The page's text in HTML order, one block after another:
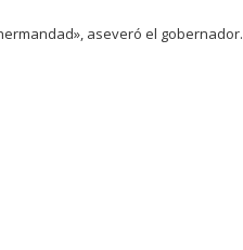
aseveró el gobernador.